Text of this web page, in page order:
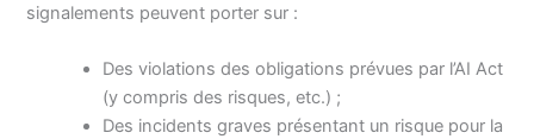
signalements peuvent porter sur :
Des violations des obligations prévues par l’AI Act
(y compris des risques, etc.) ;
Des incidents graves présentant un risque pour la